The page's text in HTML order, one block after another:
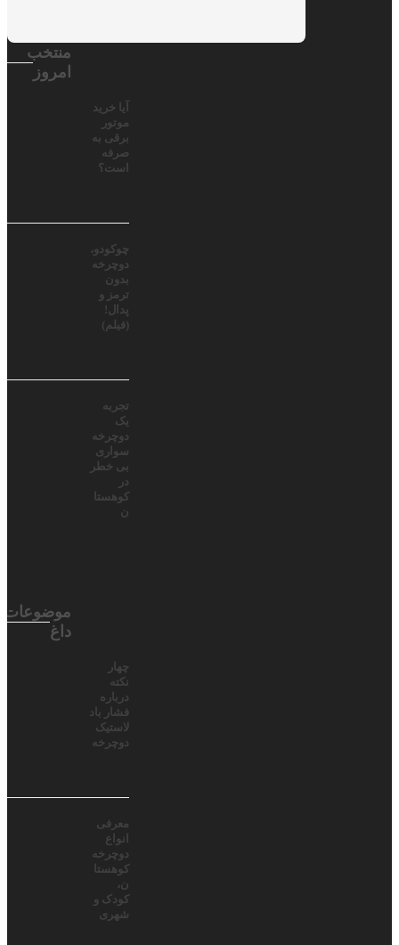
منتخب
امروز
آیا خرید
موتور
برقی به
صرفه
است؟
چوکودو،
دوچرخه
بدون
ترمز و
پدال!
(فیلم)
تجربه
یک
دوچرخه
سواری
بی خطر
در
کوهستا
ن
موضوعات
داغ
چهار
نکته
درباره
فشار باد
لاستیک
دوچرخه
معرفی
انواع
دوچرخه
کوهستا
ن،
کودک و
شهری